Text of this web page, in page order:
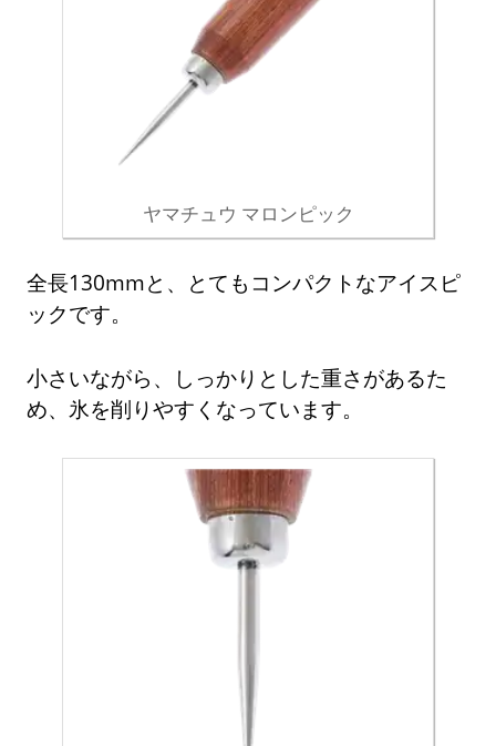
ヤマチュウ マロンピック
全長130mmと、とてもコンパクトなアイスピ
ックです。
小さいながら、しっかりとした重さがあるた
め、氷を削りやすくなっています。